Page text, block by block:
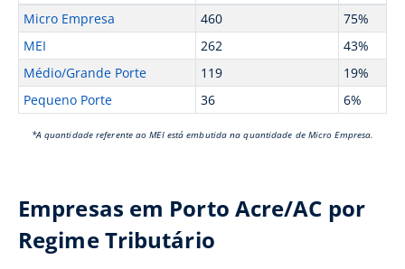
Micro Empresa 460
75%
MEI
262
43%
Médio/Grande Porte
119
19%
Pequeno Porte
36 6%
*A quantidade referente ao MEI está embutida na quantidade de Micro Empresa.
Empresas em Porto Acre/AC por
Regime Tributário